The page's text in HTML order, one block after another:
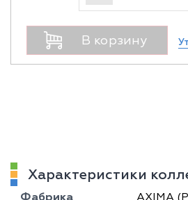
В корзину
Характеристики
Фабрика AXIMA